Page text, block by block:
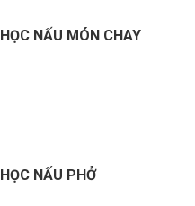
HỌC NẤU MÓN CHAY
HỌC NẤU PHỞ